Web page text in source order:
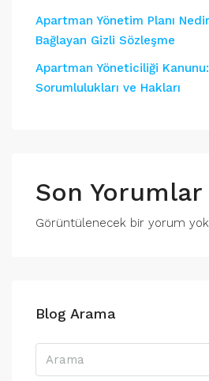
Apartman Yönetim Planı
Bağlayan Gizli Sözleşme
Apartman Yöneticiliği
Sorumlulukları ve Hakları
Son Yorumlar
Görüntülenecek bir yorum
Blog Arama